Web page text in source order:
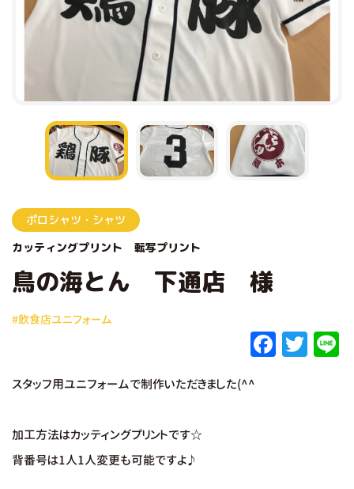
ポロシャツ・シャツ
カッティングプリント
転写プリント
鳥の海とん 下通店 様
#飲食店ユニフォーム
F T
スタッフ用ユニフォームで制作いただきました(^^
加工方法はカッティングプリントです☆
背番号は1人1人変更も可能ですよ♪